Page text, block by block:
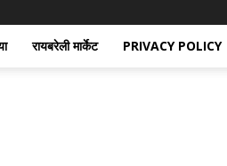
रायबरेली मार्केट PRIVACY POLICY